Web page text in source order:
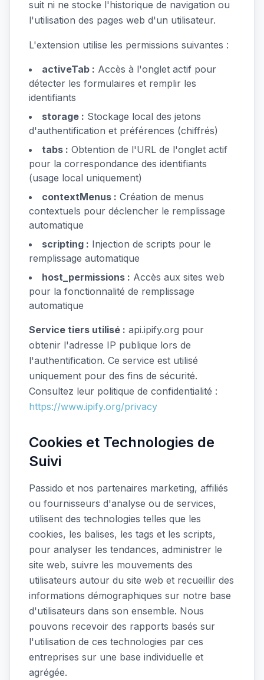
suit ni ne stocke l'historique de navigation ou
l'utilisation des pages web d'un utilisateur.
L'extension utilise les permissions suivantes :
activeTab : Accès à l'onglet actif pour
détecter les formulaires et remplir les
identifiants
storage : Stockage local des jetons
d'authentification et préférences (chiffrés)
tabs : Obtention de l'URL de l'onglet actif
pour la correspondance des identifiants
(usage local uniquement)
contextMenus : Création de menus
contextuels pour déclencher le remplissage
automatique
scripting : Injection de scripts pour le
remplissage automatique
host_permissions : Accès aux sites web
pour la fonctionnalité de remplissage
automatique
Service tiers utilisé : api.ipify.org pour
obtenir l'adresse IP publique lors de
l'authentification. Ce service est utilisé
uniquement pour des fins de sécurité.
Consultez leur politique de confidentialité :
https://www.ipify.org/privacy
Cookies et Technologies de
Suivi
Passido et nos partenaires marketing, affiliés
ou fournisseurs d'analyse ou de services,
utilisent des technologies telles que les
cookies, les balises, les tags et les scripts,
pour analyser les tendances, administrer le
site web, suivre les mouvements des
utilisateurs autour du site web et recueillir des
informations démographiques sur notre base
d'utilisateurs dans son ensemble. Nous
pouvons recevoir des rapports basés sur
l'utilisation de ces technologies par ces
entreprises sur une base individuelle et
agrégée.